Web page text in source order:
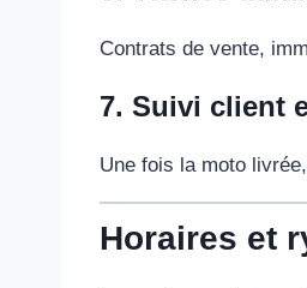
Contrats de vente,
7. Suivi client
Une fois la moto
Horaires et